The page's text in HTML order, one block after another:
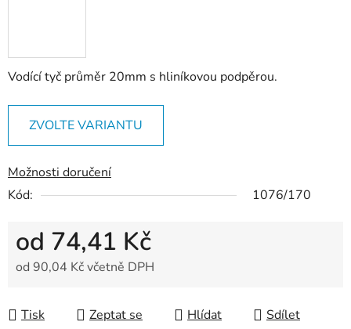
Vodící tyč průměr 20mm s hliníkovou podpěrou.
ZVOLTE VARIANTU
Možnosti doručení
Kód:
1076/170
od 74,41 Kč
od 90,04 Kčvčetně DPH
Tisk
Zeptat se Hlídat Sdílet